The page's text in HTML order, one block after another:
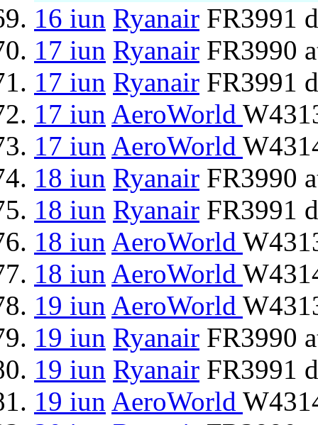
16 iun Ryanair FR3991
17 iun Ryanair FR3990
17 iun Ryanair FR3991
17 iun AeroWorld
17 iun AeroWorld
18 iun Ryanair FR3990
18 iun Ryanair FR3991
18 iun AeroWorld
18 iun AeroWorld
19 iun AeroWorld
19 iun Ryanair FR3990
19 iun Ryanair FR3991
19 iun AeroWorld